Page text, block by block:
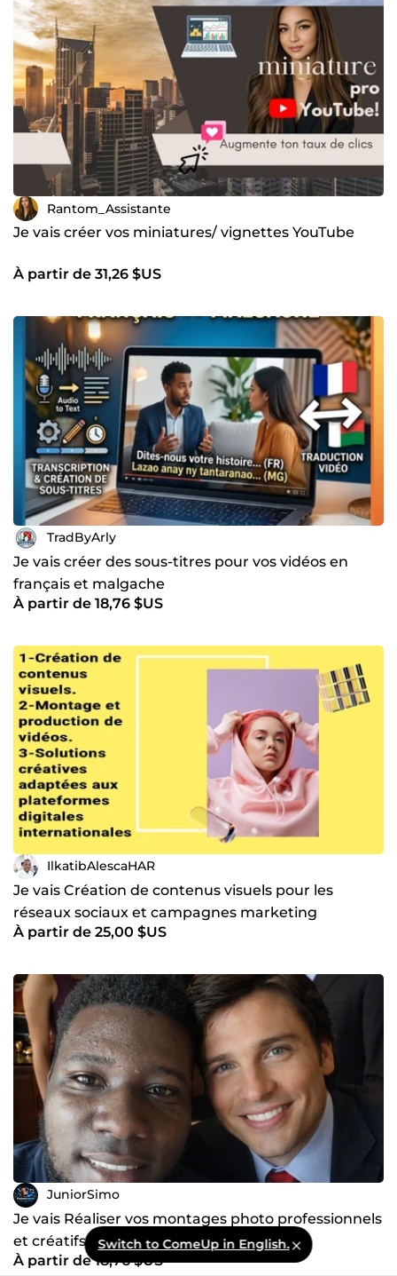
Rantom_Assistante
Je vais créer vos miniatures/ vignettes YouTube
À partir de 31,26 $US
TradByArly
Je vais créer des sous-titres pour vos vidéos en
français et malgache
À partir de 18,76 $US
IlkatibAlescaHAR
Je vais Création de contenus visuels pour les
réseaux sociaux et campagnes marketing
Montage et productio
À partir de 25,00 $US
JuniorSimo
Je vais Réaliser vos montages photo professionnels
et créatifs
À partir de 18,76 $US
Switch to ComeUp in English.